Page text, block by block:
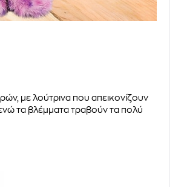
με λούτρινα που απεικονίζουν
τα βλέμματα τραβούν τα πολύ